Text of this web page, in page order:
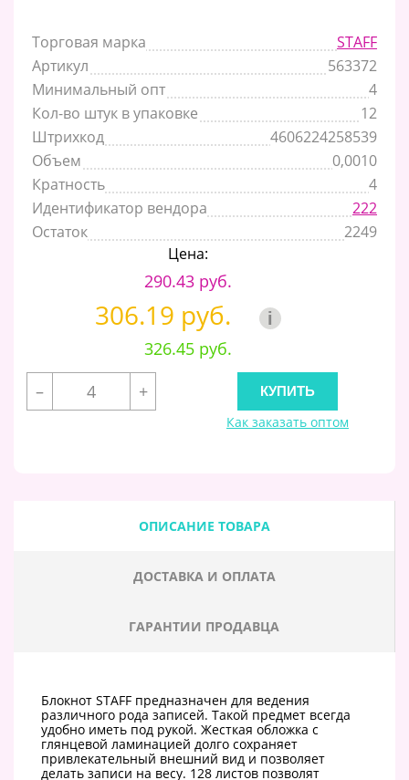
Торговая марка
STAFF
Артикул
563372
Минимальный опт
4
Кол-во штук в упаковке
12
Штрихкод
4606224258539
Объем
0,0010
Кратность
4
Идентификатор вендора
222
Остаток
2249
Цена:
290.43 руб.
306.19 руб. i
326.45 руб.
–
+
Как заказать оптом
ОПИСАНИЕ ТОВАРА
ДОСТАВКА И ОПЛАТА
ГАРАНТИИ ПРОДАВЦА
Блокнот STAFF предназначен для ведения
различного рода записей. Такой предмет всегда
удобно иметь под рукой. Жесткая обложка с
глянцевой ламинацией долго сохраняет
привлекательный внешний вид и позволяет
делать записи на весу. 128 листов позволят